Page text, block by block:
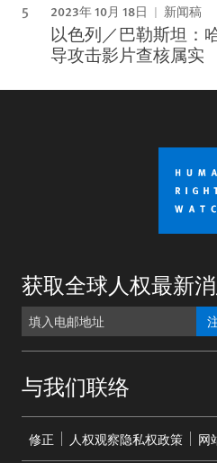
2023年 10月 18日 新闻稿
以色列／巴勒斯坦：
导攻击影片查核属实
获取全球人权最新消
与我们联络
menu
修正 人权观察隐私权政策 网